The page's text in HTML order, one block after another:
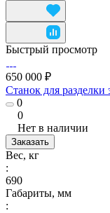
Быстрый просмотр
650 000 ₽
Станок для разделки
0
0
Нет в наличии
Заказать
Вес, кг
:
690
Габариты, мм
: